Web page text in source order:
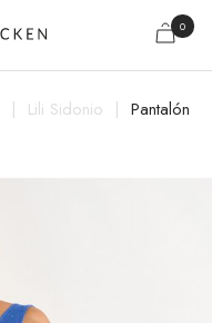
0
Lili Sidonio
Pantalón